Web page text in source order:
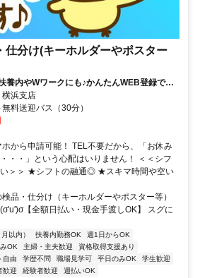
仕分け(キーホルダーやポスター
養内やWワークにも♪かんたんWEB登録で好
横浜支店
料送迎バス（30分）
から申請可能！ TEL不要だから、「お休み
・・」という心配はいりません！ ＜＜シフ
い＞＞ ★シフトの融通◎ ★スキマ時間や空い
品・仕分け（キーホルダーやポスター等）
(σ'u')σ【全額日払い・現金手渡しOK】 スグに
以内） 扶養内勤務OK
週1日からOK
OK 主婦・主夫歓迎
資格取得支援あり
自由 学歴不問 職場見学可 平日のみOK
学生歓迎
歓迎 経験者歓迎 週払いOK